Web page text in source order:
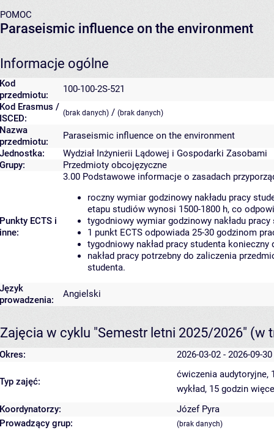
POMOC
Paraseismic influence on the environment
Informacje ogólne
Kod
przedmiotu:
100-100-2S-521
Kod Erasmus /
ISCED:
(brak danych) / (brak danych)
Nazwa
przedmiotu:
Paraseismic influence on the environment
Jednostka:
Wydział Inżynierii Lądowej i Gospodarki Zasobami
Grupy:
Przedmioty obcojęzyczne
Punkty ECTS i
inne:
3.00 Podstawowe informacje o zasadach
roczny wymiar godzinowy nakładu pracy
etapu studiów wynosi 1500-1800 h, co
tygodniowy wymiar godzinowy nakładu
1 punkt ECTS odpowiada 25-30 godzinom
tygodniowy nakład pracy studenta
nakład pracy potrzebny do zaliczenia
studenta.
Język
prowadzenia:
Angielski
Zajęcia w cyklu "Semestr letni 2025/2026" (w
Okres: 2026-03-02 - 2026-09-30
Typ zajęć:
ćwiczenia audytoryjne,
wykład, 15 godzin
Koordynatorzy:
Józef Pyra
Prowadzący grup:
(brak danych)